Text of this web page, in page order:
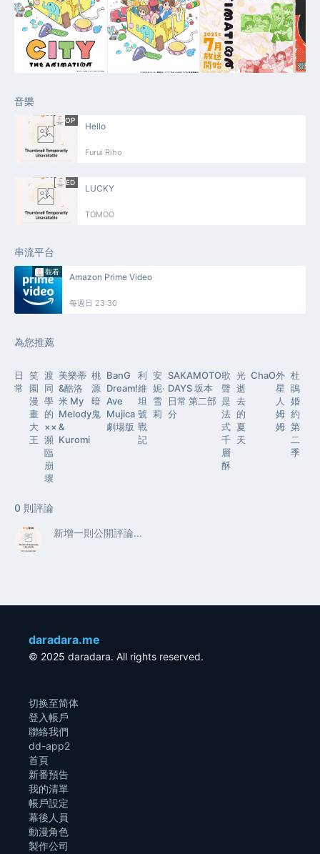
音樂
OP
Hello
Furui Riho
ED
LUCKY
TOMOO
串流平台
觀看 Amazon Prime Video
每週日 23:30
為您推薦
日
常
笑
園
漫
畫
大
王
渡
同
學
的
××
瀕
臨
崩
壞
美樂蒂
&酷洛
米 My
Melody
&
Kuromi
桃
源
暗
鬼
BanG
Dream!
Ave
Mujica
劇場版
利
維
坦
號
戰
記
安
妮‧
雪
莉
SAKAMOTO
DAYS 坂本
日常 第二部
分
歌
聲
是
法
式
千
層
酥
光
逝
去
的
夏
天
ChaO外
星
人
姆
姆
杜
鵑
婚
約
第
二
季
0 則評論
daradara.me
© 2025 daradara. All rights reserved.
切换至简体
登入帳戶
聯絡我們
dd-app2
首頁
新番預告
我的清單
帳戶設定
幕後人員
動漫角色
製作公司